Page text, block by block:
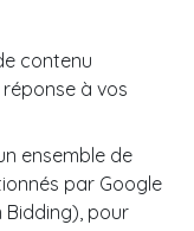
contenu
à vos
ensemble de
par Google
Bidding), pour